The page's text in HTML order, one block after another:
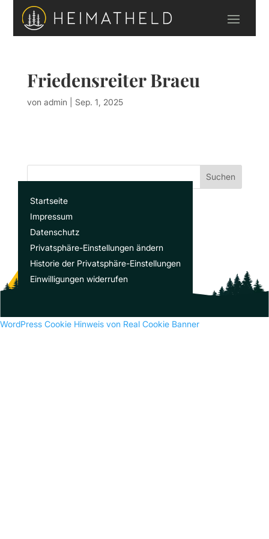
Friedensreiter Braeu
von admin Sep. 1, 2025
Suchen
Recent Posts
Recent Comments
Es sind keine Kommentare vorhanden.
Startseite
Impressum
Datenschutz
Privatsphäre-Einstellungen ändern
Historie der Privatsphäre-Einstellungen
Einwilligungen widerrufen
WordPress Cookie Hinweis von Real Cookie Banner